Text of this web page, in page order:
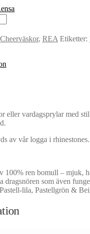
Cheerväskor, REA Etiketter:
eller vardagsprylar med
av vår logga i
100% ren bomull – mjuk,
dragsnören som även
lila, Pastellgrön &